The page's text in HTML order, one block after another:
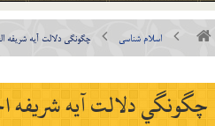
اسلام شناسی چگونگي دلالت آيه شريفه
چگونگي دلالت آيه شريفه